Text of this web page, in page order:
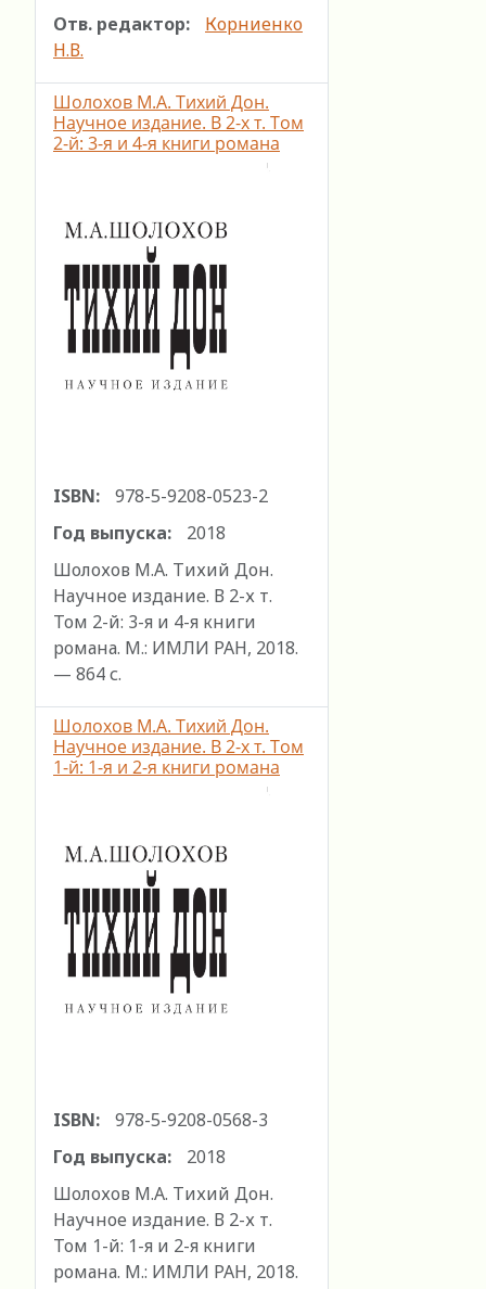
Отв. редактор:
Корниенко
Н.В.
Шолохов М.А. Тихий Дон.
Научное издание. В 2-х т. Том
2-й: 3-я и 4-я книги романа
ISBN:
978-5-9208-0523-2
Год выпуска:
2018
Шолохов М.А. Тихий Дон.
Научное издание. В 2-х т.
Том 2-й: 3-я и 4-я книги
романа. М.: ИМЛИ РАН, 2018.
— 864 с.
Шолохов М.А. Тихий Дон.
Научное издание. В 2-х т. Том
1-й: 1-я и 2-я книги романа
ISBN:
978-5-9208-0568-3
Год выпуска:
2018
Шолохов М.А. Тихий Дон.
Научное издание. В 2-х т.
Том 1-й: 1-я и 2-я книги
романа. М.: ИМЛИ РАН, 2018.